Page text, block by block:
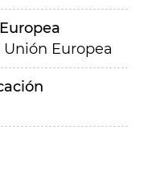
Europea